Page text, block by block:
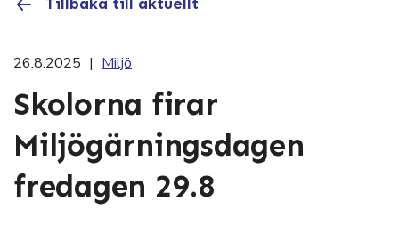
26.8.2025 | Miljö
Skolorna firar
Miljögärningsdagen
fredagen 29.8